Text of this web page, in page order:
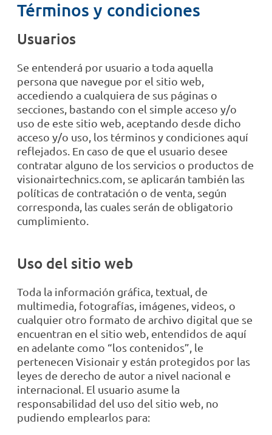
Términos y condiciones
Usuarios
Se entenderá por usuario a toda aquella
persona que navegue por el sitio web,
accediendo a cualquiera de sus páginas o
secciones, bastando con el simple acceso y/o
uso de este sitio web, aceptando desde dicho
acceso y/o uso, los términos y condiciones aquí
reflejados. En caso de que el usuario desee
contratar alguno de los servicios o productos de
visionairtechnics.com, se aplicarán también las
políticas de contratación o de venta, según
corresponda, las cuales serán de obligatorio
cumplimiento.
Uso del sitio web
Toda la información gráfica, textual, de
multimedia, fotografías, imágenes, videos, o
cualquier otro formato de archivo digital que se
encuentran en el sitio web, entendidos de aquí
en adelante como “los contenidos”, le
pertenecen Visionair y están protegidos por las
leyes de derecho de autor a nivel nacional e
internacional. El usuario asume la
responsabilidad del uso del sitio web, no
pudiendo emplearlos para: